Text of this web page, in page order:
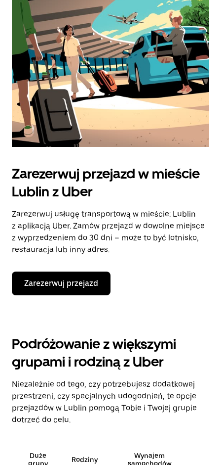
Zarezerwuj przejazd w mieście
Lublin z Uber
Zarezerwuj usługę transportową w mieście: Lublin
z aplikacją Uber. Zamów przejazd w dowolne miejsce
z wyprzedzeniem do 30 dni – może to być lotnisko,
restauracja lub inny adres.
Zarezerwuj przejazd
Podróżowanie z większymi
grupami i rodziną z Uber
Niezależnie od tego, czy potrzebujesz dodatkowej
przestrzeni, czy specjalnych udogodnień, te opcje
przejazdów w Lublin pomogą Tobie i Twojej grupie
dotrzeć do celu.
Duże
Rodziny
Wynajem